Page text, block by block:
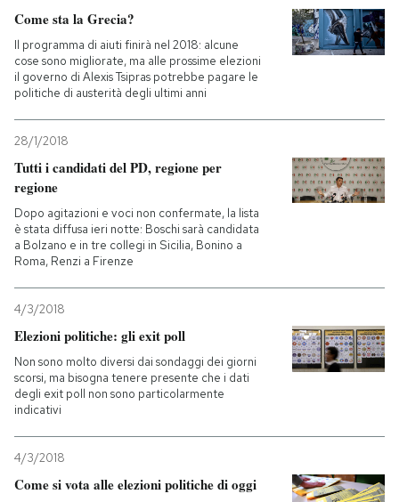
Come sta la Grecia?
Il programma di aiuti finirà nel 2018: alcune
cose sono migliorate, ma alle prossime elezioni
il governo di Alexis Tsipras potrebbe pagare le
politiche di austerità degli ultimi anni
28/1/2018
Tutti i candidati del PD, regione per
regione
Dopo agitazioni e voci non confermate, la lista
è stata diffusa ieri notte: Boschi sarà candidata
a Bolzano e in tre collegi in Sicilia, Bonino a
Roma, Renzi a Firenze
4/3/2018
Elezioni politiche: gli exit poll
Non sono molto diversi dai sondaggi dei giorni
scorsi, ma bisogna tenere presente che i dati
degli exit poll non sono particolarmente
indicativi
4/3/2018
Come si vota alle elezioni politiche di oggi